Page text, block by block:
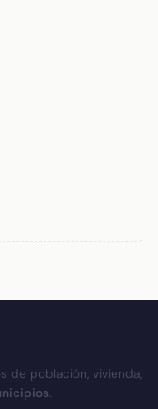
de población, vivienda,
.